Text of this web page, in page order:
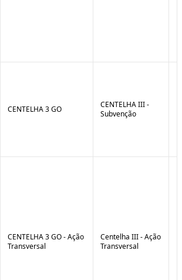
CENTELHA 3 GO
CENTELHA III -
Subvenção
CENTELHA 3 GO - Ação
Transversal
Centelha III - Ação
Transversal